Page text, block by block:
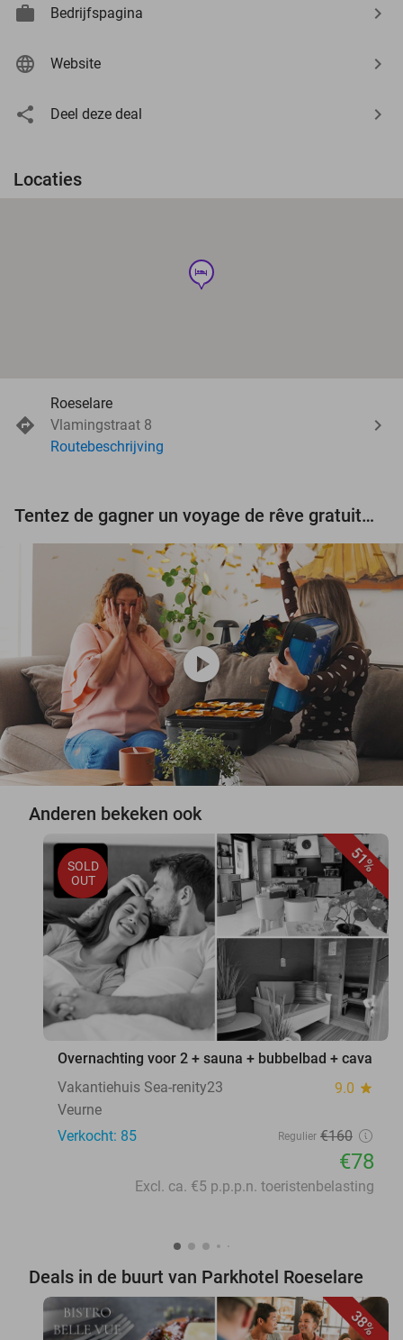
Bedrijfspagina
Website
Deel deze deal
Locaties
hotel
Roeselare
Vlamingstraat 8
Routebeschrijving
Tentez de gagner un voyage de rêve gratuit d'une valeur de 3.000 € !
play_circle
Anderen bekeken ook
51%
SOLD
OUT
Overnachting voor 2 + sauna + bubbelbad + cava
Vakantiehuis Sea-renity23
9.0 star
Veurne
Verkocht: 85
Regulier €160
€78
Excl. ca. €5 p.p.p.n. toeristenbelasting
Deals in de buurt van Parkhotel Roeselare
38%